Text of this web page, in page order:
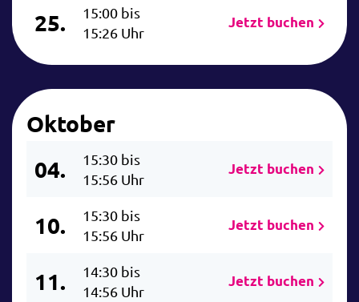
25.
15:00 bis
15:26 Uhr
Jetzt buchen
Oktober
04.
15:30 bis
15:56 Uhr
Jetzt buchen
10.
15:30 bis
15:56 Uhr
Jetzt buchen
11.
14:30 bis
14:56 Uhr
Jetzt buchen